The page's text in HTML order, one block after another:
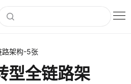
路架构-5张
型全链路架